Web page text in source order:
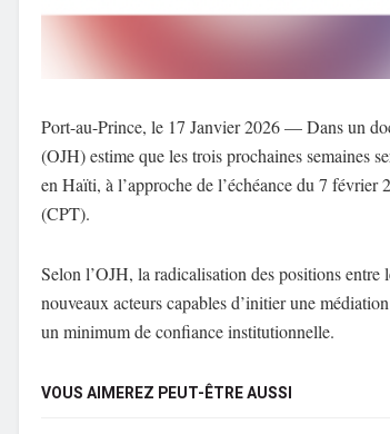
Port-au-Prince, le 17 Janvier 2026 — Dans un
(OJH) estime que les trois prochaines semaines
en Haïti, à l’approche de l’échéance du 7
(CPT).
Selon l’OJH, la radicalisation des positions
nouveaux acteurs capables d’initier une
un minimum de confiance institutionnelle.
VOUS AIMEREZ PEUT-ÊTRE AUSSI